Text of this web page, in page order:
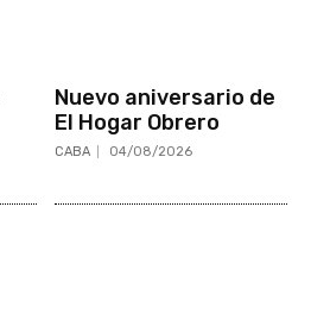
Nuevo aniversario de
El Hogar Obrero
CABA 04/08/2026